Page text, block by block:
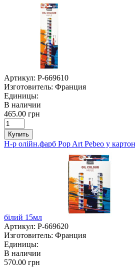
Артикул: P-669610
Изготовитель: Франция
Единицы:
В наличии
465.00 грн
Купить
Н-р олійн.фарб Pop Art Pebeo у
білий 15мл
Артикул: P-669620
Изготовитель: Франция
Единицы:
В наличии
570.00 грн